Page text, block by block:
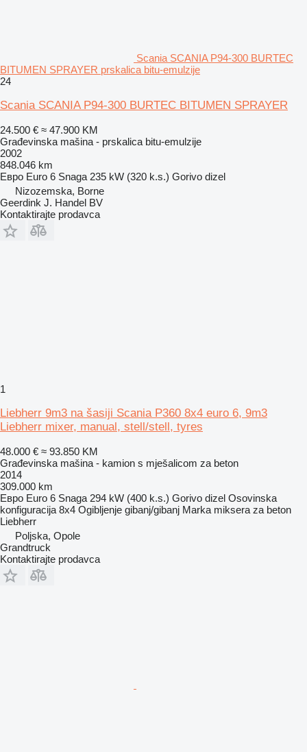
Scania SCANIA P94-300 BURTEC
BITUMEN SPRAYER prskalica bitu-emulzije
24
Scania SCANIA P94-300 BURTEC BITUMEN SPRAYER
24.500 € ≈ 47.900 KM
Građevinska mašina - prskalica bitu-emulzije
2002
848.046 km
Евро Euro 6 Snaga 235 kW (320 k.s.) Gorivo dizel
Nizozemska, Borne
Geerdink J. Handel BV
Kontaktirajte prodavca
1
Liebherr 9m3 na šasiji Scania P360 8x4 euro 6, 9m3
Liebherr mixer, manual, stell/stell, tyres
48.000 € ≈ 93.850 KM
Građevinska mašina - kamion s mješalicom za beton
2014
309.000 km
Евро Euro 6 Snaga 294 kW (400 k.s.) Gorivo dizel Osovinska
konfiguracija 8x4 Ogibljenje gibanj/gibanj Marka miksera za beton
Liebherr
Poljska, Opole
Grandtruck
Kontaktirajte prodavca